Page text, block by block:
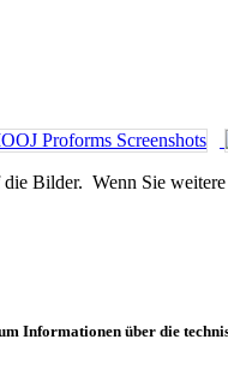
Bilder. Wenn Sie weitere
Informationen über die